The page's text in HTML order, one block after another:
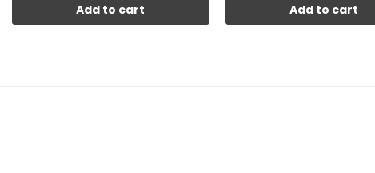
Add to cart Add to cart